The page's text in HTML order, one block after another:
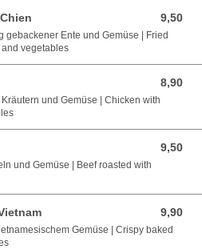
9,50
9,50 EUR
gebackener Ente und Gemüse | Fried
vegetables
8,90
8,90 EUR
und Gemüse | Chicken with
9,50
9,50 EUR
und Gemüse | Beef roasted with
9,90
9,90 EUR
Gemüse | Crispy baked